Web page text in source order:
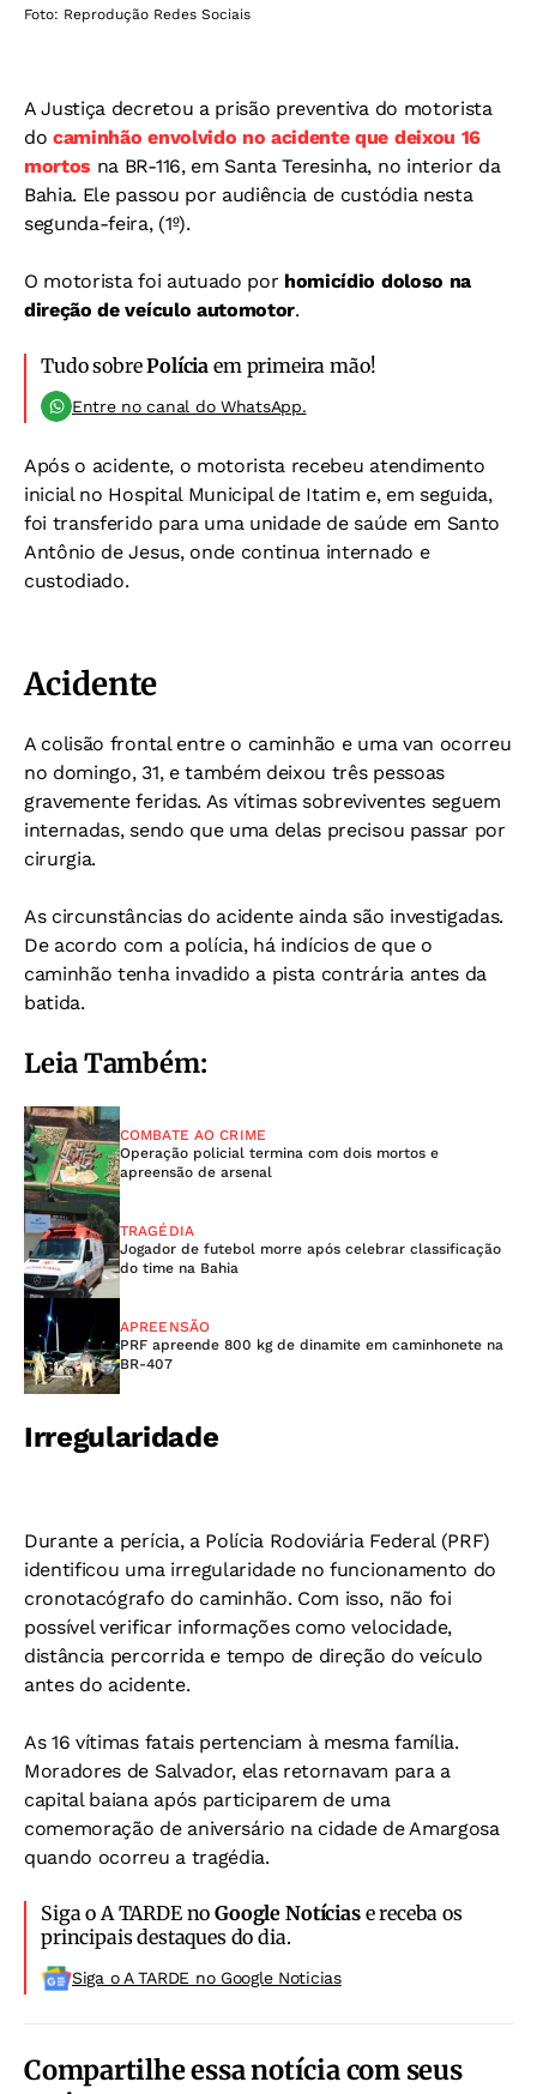
Foto: Reprodução Redes Sociais
A Justiça decretou a prisão preventiva do motorista
docaminhão envolvido no acidente que deixou 16
mortos na BR-116, em Santa Teresinha, no interior da
Bahia. Ele passou por audiência de custódia nesta
segunda-feira, (1º).
O motorista foi autuado por homicídio doloso na
direção de veículo automotor.
Tudo sobrePolícia em primeira mão!
Entre no canal do WhatsApp.
Após o acidente, o motorista recebeu atendimento
inicial no Hospital Municipal de Itatim e, em seguida,
foi transferido para uma unidade de saúde em Santo
Antônio de Jesus, onde continua internado e
custodiado.
Acidente
A colisão frontal entre o caminhão e uma van ocorreu
no domingo, 31, e também deixou três pessoas
gravemente feridas. As vítimas sobreviventes seguem
internadas, sendo que uma delas precisou passar por
cirurgia.
As circunstâncias do acidente ainda são investigadas.
De acordo com a polícia, há indícios de que o
caminhão tenha invadido a pista contrária antes da
batida.
Leia Também:
COMBATE AO CRIME
Operação policial termina com dois mortos e
apreensão de arsenal
TRAGÉDIA
Jogador de futebol morre após celebrar classificação
do time na Bahia
APREENSÃO
PRF apreende 800 kg de dinamite em caminhonete na
BR-407
Irregularidade
Durante a perícia, a Polícia Rodoviária Federal (PRF)
identificou uma irregularidade no funcionamento do
cronotacógrafo do caminhão. Com isso, não foi
possível verificar informações como velocidade,
distância percorrida e tempo de direção do veículo
antes do acidente.
As 16 vítimas fatais pertenciam à mesma família.
Moradores de Salvador, elas retornavam para a
capital baiana após participarem de uma
comemoração de aniversário na cidade de Amargosa
quando ocorreu a tragédia.
Siga o A TARDE noGoogle Notíciase receba os
principais destaques do dia.
Siga o A TARDE no Google Noticias
Compartilhe essa notícia com seus